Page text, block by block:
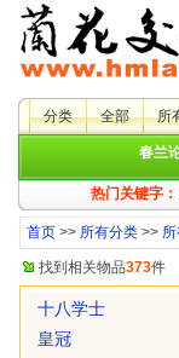
分类 全部 所
春兰
热门关键字：
首页 >> 所有分类 >>
找到相关物品373件
十八学士
皇冠